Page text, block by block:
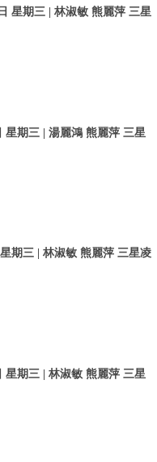
星期三 | 林淑敏 熊麗萍 三星
星期三 | 湯麗鴻 熊麗萍 三星
期三 | 林淑敏 熊麗萍 三星凌
星期三 | 林淑敏 熊麗萍 三星